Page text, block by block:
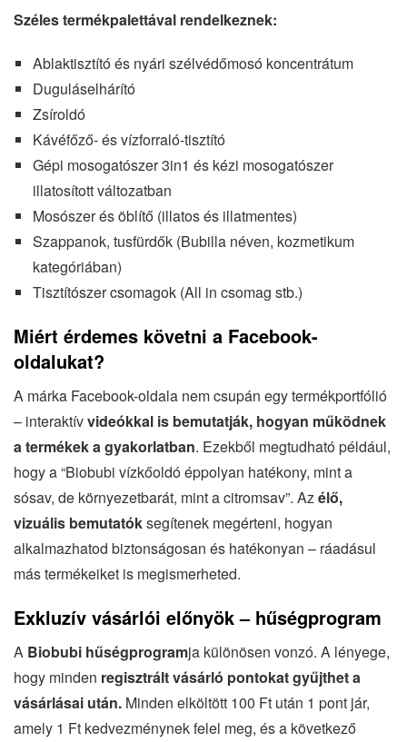
Széles termékpalettával rendelkeznek:
Ablaktisztító és nyári szélvédőmosó koncentrátum
Duguláselhárító
Zsíroldó
Kávéfőző‑ és vízforraló-tisztító
Gépi mosogatószer 3in1 és kézi mosogatószer
illatosított változatban
Mosószer és öblítő (illatos és illatmentes)
Szappanok, tusfürdők (Bubilla néven, kozmetikum
kategóriában)
Tisztítószer csomagok (All in csomag stb.)
Miért érdemes követni a Facebook-
oldalukat?
A márka Facebook-oldala nem csupán egy termékportfólió
– interaktívvideókkal is bemutatják, hogyan működnek
a termékek a gyakorlatban. Ezekből megtudható például,
hogy a “Biobubi vízkőoldó éppolyan hatékony, mint a
sósav, de környezetbarát, mint a citromsav”. Azélő,
vizuális bemutatóksegítenek megérteni, hogyan
alkalmazhatod biztonságosan és hatékonyan – ráadásul
más termékeiket is megismerheted.
Exkluzív vásárlói előnyök – hűségprogram
A Biobubi hűségprogramja különösen vonzó. A lényege,
hogy minden regisztrált vásárló pontokat gyűjthet a
vásárlásai után. Minden elköltött 100 Ft után 1 pont jár,
amely 1 Ft kedvezménynek felel meg, és a következő